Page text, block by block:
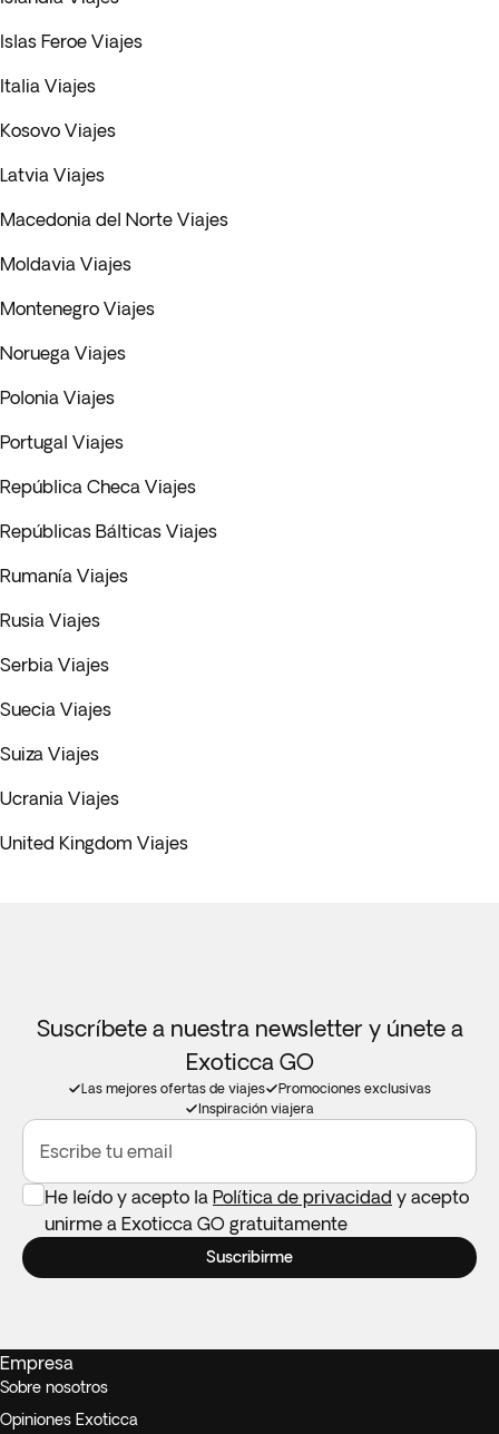
Islas Feroe Viajes
Italia Viajes
Kosovo Viajes
Latvia Viajes
Macedonia del Norte Viajes
Moldavia Viajes
Montenegro Viajes
Noruega Viajes
Polonia Viajes
Portugal Viajes
República Checa Viajes
Repúblicas Bálticas Viajes
Rumanía Viajes
Rusia Viajes
Serbia Viajes
Suecia Viajes
Suiza Viajes
Ucrania Viajes
United Kingdom Viajes
Suscríbete a nuestra newsletter y únete a
Exoticca GO
Las mejores ofertas de viajes
Promociones exclusivas
Inspiración viajera
Escribe tu email
He leído y acepto la Política de privacidad y acepto
unirme a Exoticca GO gratuitamente
Suscribirme
Empresa
Sobre nosotros
Opiniones Exoticca